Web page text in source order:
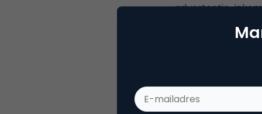
advertentie-
van de markt
netto
gebaseerd op de
home, sponsoring